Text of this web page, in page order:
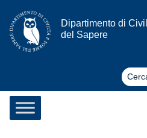
Vai al contenuto
Dipartimento di
del Sapere